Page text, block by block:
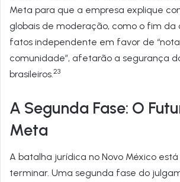
Meta para que a empresa explique
globais de moderação, como o fim
fatos independente em favor de
comunidade”, afetarão a segurança
brasileiros. 23
A Segunda Fase: O
Meta
A batalha jurídica no Novo México
terminar. Uma segunda fase do